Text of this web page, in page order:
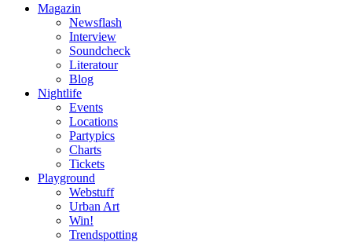
Magazin
Newsflash
Interview
Soundcheck
Literatour
Blog
Nightlife
Events
Locations
Partypics
Charts
Tickets
Playground
Webstuff
Urban Art
Win!
Trendspotting